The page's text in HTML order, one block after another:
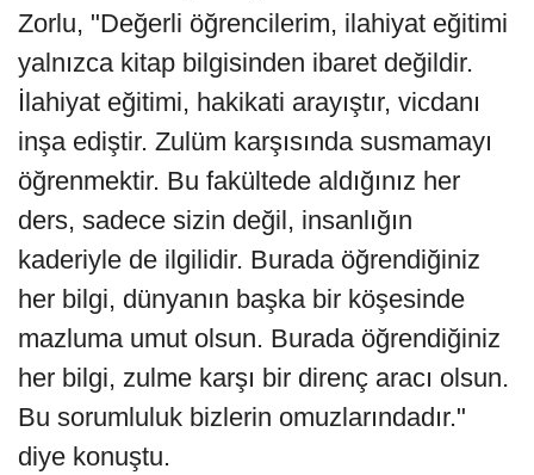
Zorlu, "Değerli öğrencilerim, ilahiyat eğitimi
yalnızca kitap bilgisinden ibaret değildir.
İlahiyat eğitimi, hakikati arayıştır, vicdanı
inşa ediştir. Zulüm karşısında susmamayı
öğrenmektir. Bu fakültede aldığınız her
ders, sadece sizin değil, insanlığın
kaderiyle de ilgilidir. Burada öğrendiğiniz
her bilgi, dünyanın başka bir köşesinde
mazluma umut olsun. Burada öğrendiğiniz
her bilgi, zulme karşı bir direnç aracı olsun.
Bu sorumluluk bizlerin omuzlarındadır."
diye konuştu.